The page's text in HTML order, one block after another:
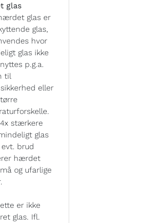
glas
glas er
glas,
hvor
glas ikke
p.g.a.
til
eller
stærkere
glas
evt. brud
hærdet
og ufarlige
er ikke
glas. Ifl.